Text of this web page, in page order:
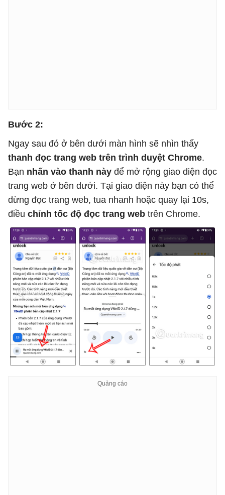
Bước 2:
Ngay sau đó ở bên dưới màn hình sẽ nhìn thấy
thanh đọc trang web trên trình duyệt Chrome.
Bạn nhấn vào thanh này để mở rộng giao diện đọc
trang web ở bên dưới. Tại giao diện này bạn có thể
dừng đọc trang web, tua nhanh hoặc quay lại 10s,
điều chỉnh tốc độ đọc trang web trên Chrome.